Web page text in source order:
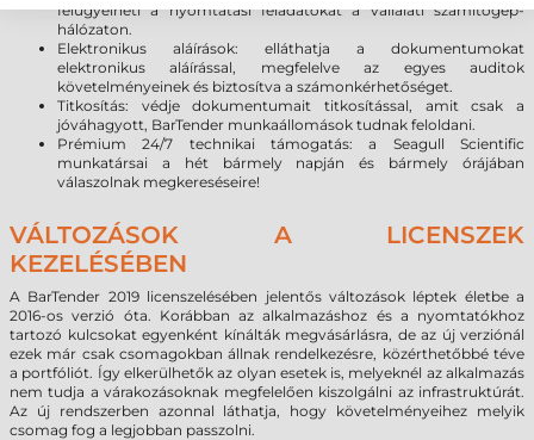
felügyelheti a nyomtatási feladatokat a vállalati számítógép-
hálózaton.
Elektronikus aláírások: elláthatja a dokumentumokat
elektronikus aláírással, megfelelve az egyes auditok
követelményeinek és biztosítva a számonkérhetőséget.
Titkosítás: védje dokumentumait titkosítással, amit csak a
jóváhagyott, BarTender munkaállomások tudnak feloldani.
Prémium 24/7 technikai támogatás: a Seagull Scientific
munkatársai a hét bármely napján és bármely órájában
válaszolnak megkereséseire!
VÁLTOZÁSOK A LICENSZEK
KEZELÉSÉBEN
A BarTender 2019 licenszelésében jelentős változások léptek életbe a
2016-os verzió óta. Korábban az alkalmazáshoz és a nyomtatókhoz
tartozó kulcsokat egyenként kínálták megvásárlásra, de az új verziónál
ezek már csak csomagokban állnak rendelkezésre, közérthetőbbé téve
a portfóliót. Így elkerülhetők az olyan esetek is, melyeknél az alkalmazás
nem tudja a várakozásoknak megfelelően kiszolgálni az infrastruktúrát.
Az új rendszerben azonnal láthatja, hogy követelményeihez melyik
csomag fog a legjobban passzolni.